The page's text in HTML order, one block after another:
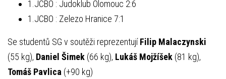
1.JCBO : Judoklub Olomouc 2:6
1.JCBO : Zelezo Hranice 7:1
Se studentů SG v soutěži reprezentujíFilip Malaczynski
(55 kg), Daniel Šimek (66 kg), Lukáš Mojžíšek (81 kg),
Tomáš Pavlica (+90 kg)